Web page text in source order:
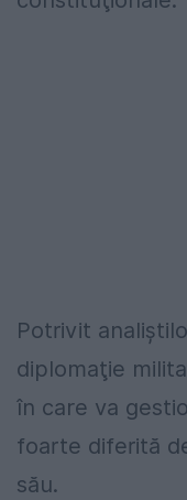
Potrivit
diplomaţie
în care va
foarte diferită
său.